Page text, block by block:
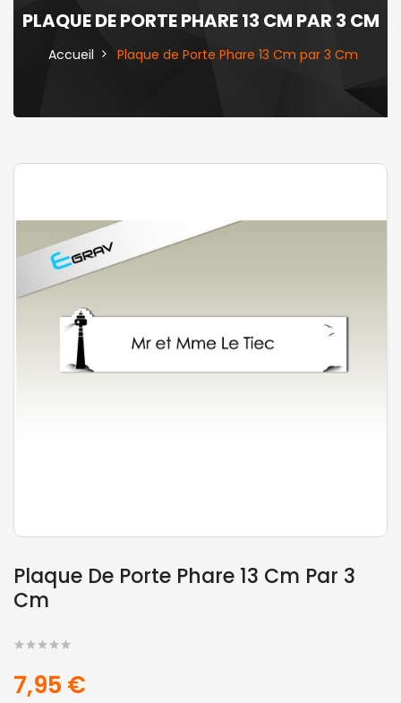
PLAQUE DE PORTE PHARE 13 CM PAR 3 CM
Accueil Plaque de Porte Phare 13 Cm par 3 Cm
Plaque De Porte Phare 13 Cm Par 3
Cm
7,95 €